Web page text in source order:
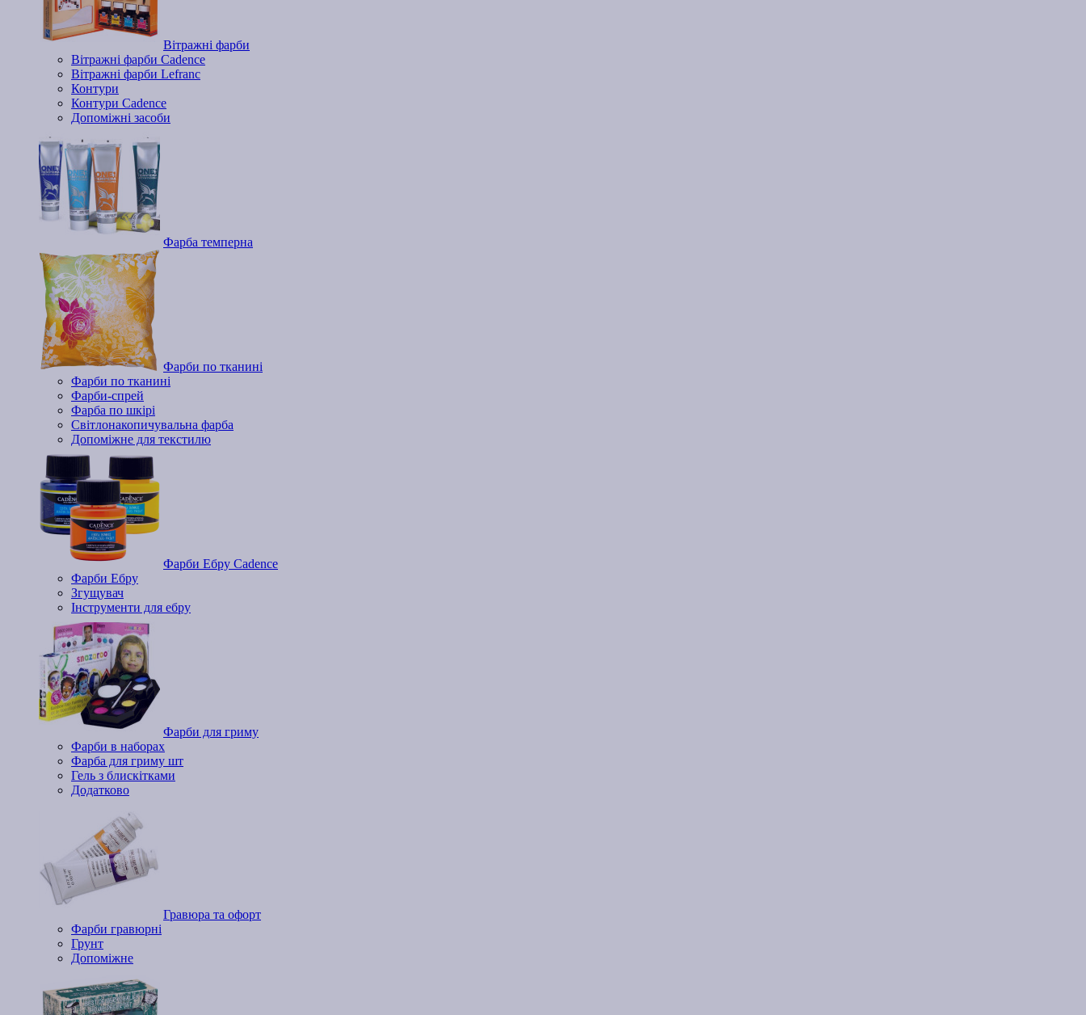
Вітражні фарби
Вітражні фарби Cadence
Вітражні фарби Lefranc
Контури
Контури Cadence
Допоміжні засоби
Фарба темперна
Фарби по тканині
Фарби по тканині
Фарби-спрей
Фарба по шкірі
Світлонакопичувальна фарба
Допоміжне для текстилю
Фарби Ебру Cadence
Фарби Ебру
Згущувач
Інструменти для ебру
Фарби для гриму
Фарби в наборах
Фарба для гриму шт
Гель з блискітками
Додатково
Гравюра та офорт
Фарби гравюрні
Грунт
Допоміжне